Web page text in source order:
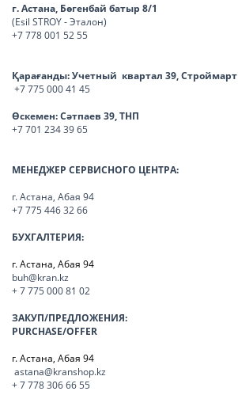
г. Астана, Бөгенбай батыр 8/1
(Esil STROY - Эталон)
+7 778 001 52 55
Қарағанды:Учетный квартал 39, Строймарт
+7 775 000 41 45
Өскемен:Сәтпаев 39, ТНП
+7 701 234 39 65
МЕНЕДЖЕР СЕРВИСНОГО ЦЕНТРА:
г. Астана, Абая 94
+7 775 446 32 66
БУХГАЛТЕРИЯ:
г. Астана, Абая 94
buh@kran.kz
+ 7 775 000 81 02
ЗАКУП/ПРЕДЛОЖЕНИЯ:
PURCHASE/OFFER
г. Астана, Абая 94
astana@kranshop.kz
+ 7 778 306 66 55